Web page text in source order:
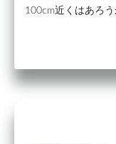
100cm近くはあろ